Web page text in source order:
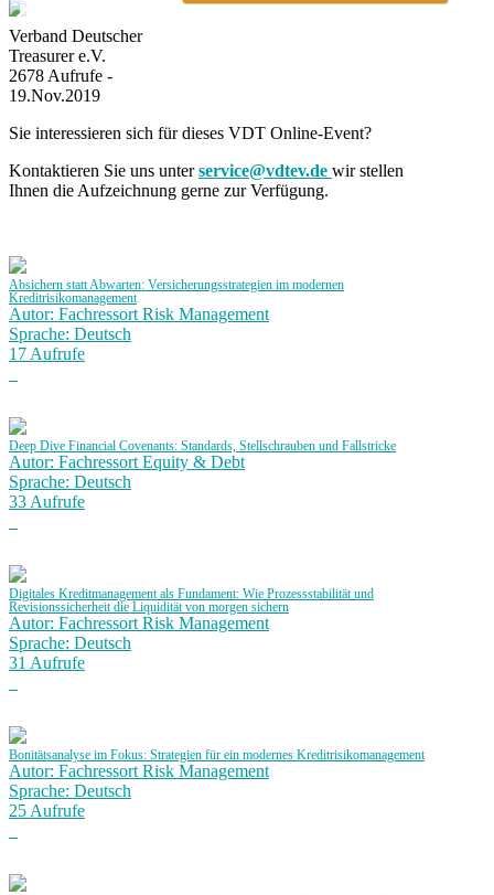
Verband Deutscher
Treasurer e.V.
2678 Aufrufe -
19.Nov.2019
Sie interessieren sich für dieses VDT Online-Event?
Kontaktieren Sie uns unterservice@vdtev.de wir stellen
Ihnen die Aufzeichnung gerne zur Verfügung.
Absichern statt Abwarten: Versicherungsstrategien im modernen
Kreditrisikomanagement
Autor: Fachressort Risk Management
Sprache: Deutsch
17 Aufrufe
Deep Dive Financial Covenants: Standards, Stellschrauben und Fallstricke
Autor: Fachressort Equity & Debt
Sprache: Deutsch
33 Aufrufe
Digitales Kreditmanagement als Fundament: Wie Prozessstabilität und
Revisionssicherheit die Liquidität von morgen sichern
Autor: Fachressort Risk Management
Sprache: Deutsch
31 Aufrufe
Bonitätsanalyse im Fokus: Strategien für ein modernes Kreditrisikomanagement
Autor: Fachressort Risk Management
Sprache: Deutsch
25 Aufrufe